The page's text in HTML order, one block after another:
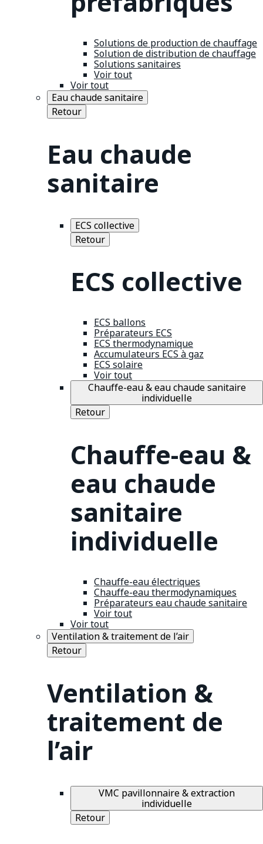
Solutions de production de chauffage
Solution de distribution de chauffage
Solutions sanitaires
Voir tout
Voir tout
Eau chaude sanitaire
Retour
Eau chaude
sanitaire
ECS collective
Retour
ECS collective
ECS ballons
Préparateurs ECS
ECS thermodynamique
Accumulateurs ECS à gaz
ECS solaire
Voir tout
Chauffe-eau & eau chaude sanitaire
individuelle
Retour
Chauffe-eau &
eau chaude
sanitaire
individuelle
Chauffe-eau électriques
Chauffe-eau thermodynamiques
Préparateurs eau chaude sanitaire
Voir tout
Voir tout
Ventilation & traitement de l’air
Retour
Ventilation &
traitement de
l’air
VMC pavillonnaire & extraction
individuelle
Retour